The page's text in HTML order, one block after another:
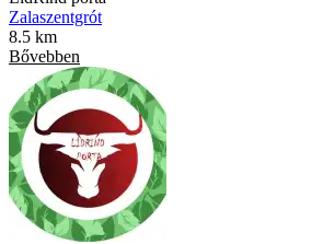
Zalaszentgrót
8.5 km
Bővebben